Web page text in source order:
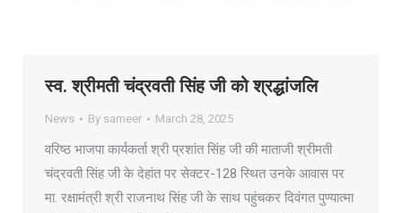
स्व. श्रीमती चंद्रवती सिंह जी को श्रद्धांजलि
News By sameer March 28, 2025
वरिष्ठ भाजपा कार्यकर्ता श्री प्रशांत सिंह जी की माताजी श्रीमती
चंद्रवती सिंह जी के देहांत पर सेक्टर-128 स्थित उनके आवास पर
मा. रक्षामंत्री श्री राजनाथ सिंह जी के साथ पहुंचकर दिवंगत पुण्यात्मा